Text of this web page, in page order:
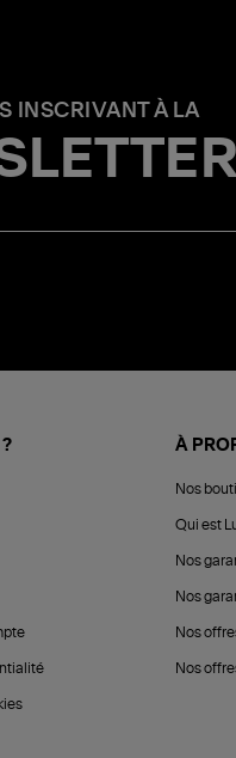
INSCRIVANT À LA
? À
Nos
Qui est
Nos
Nos
Nos
Nos